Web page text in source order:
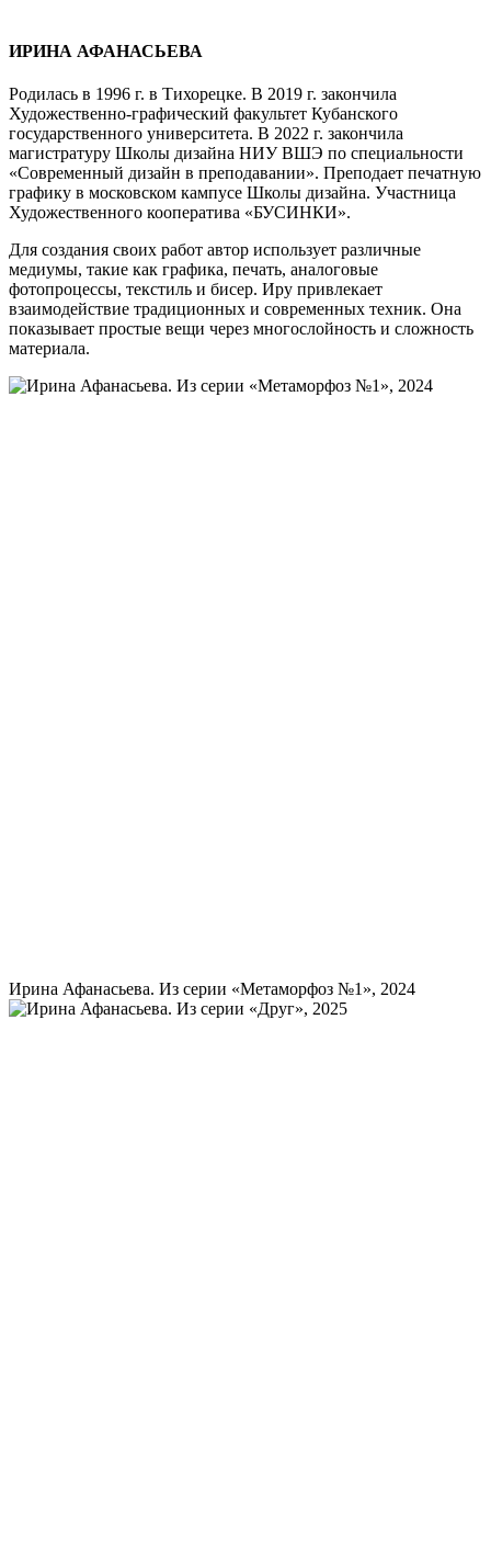
ИРИНА АФАНАСЬЕВА
Родилась в 1996 г. в Тихорецке. В 2019 г. закончила
Художественно-графический факультет Кубанского
государственного университета. В 2022 г. закончила
магистратуру Школы дизайна НИУ ВШЭ по специальности
«Современный дизайн в преподавании». Преподает печатную
графику в московском кампусе Школы дизайна. Участница
Художественного кооператива «БУСИНКИ».
Для создания своих работ автор использует различные
медиумы, такие как графика, печать, аналоговые
фотопроцессы, текстиль и бисер. Иру привлекает
взаимодействие традиционных и современных техник. Она
показывает простые вещи через многослойность и сложность
материала.
Ирина Афанасьева. Из серии «Метаморфоз №1», 2024